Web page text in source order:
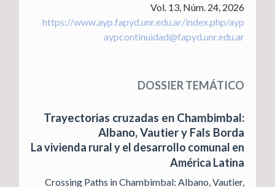
Vol. 13, Núm. 24, 2026
https://www.ayp.fapyd.unr.edu.ar/index.php/ayp
aypcontinuidad@fapyd.unr.edu.ar
DOSSIER TEMÁTICO
Trayectorias cruzadas en Chambimbal:
Albano, Vautier y Fals Borda
La vivienda rural y el desarrollo comunal en
América Latina
Crossing Paths in Chambimbal: Albano, Vautier,